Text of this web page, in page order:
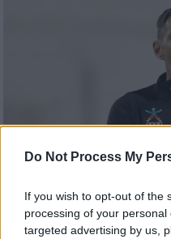
Do Not Process My
If you wish to opt-out of the
processing of your
targeted advertising by us,